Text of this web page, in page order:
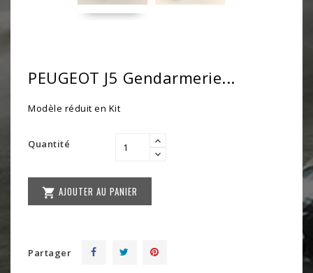
PEUGEOT J5 Gendarmerie...
Modèle réduit en Kit
Quantité
 AJOUTER AU PANIER
Partager